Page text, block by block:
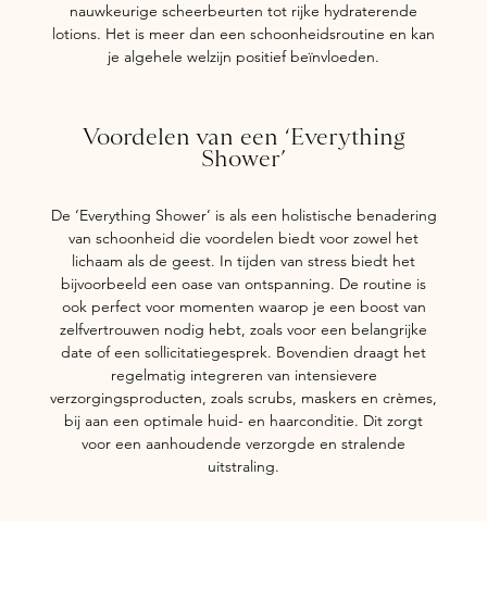
nauwkeurige scheerbeurten tot rijke hydraterende
lotions. Het is meer dan een schoonheidsroutine en kan
je algehele welzijn positief beïnvloeden.
Voordelen van een ‘Everything
Shower’
De ‘Everything Shower’ is als een holistische benadering
van schoonheid die voordelen biedt voor zowel het
lichaam als de geest. In tijden van stress biedt het
bijvoorbeeld een oase van ontspanning. De routine is
ook perfect voor momenten waarop je een boost van
zelfvertrouwen nodig hebt, zoals voor een belangrijke
date of een sollicitatiegesprek. Bovendien draagt het
regelmatig integreren van intensievere
verzorgingsproducten, zoals scrubs, maskers en crèmes,
bij aan een optimale huid- en haarconditie. Dit zorgt
voor een aanhoudende verzorgde en stralende
uitstraling.